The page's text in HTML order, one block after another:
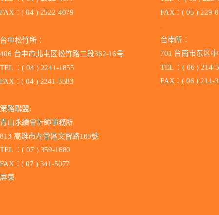
FAX：( 04 ) 2522-4079
.
台中松竹所：
406 台中市北屯区松竹路二段362-16号
TEL ：( 04 ) 2241-1855
FAX：( 04 ) 2241-5583
.
策略聯盟:
青山永續會計師事務所
813 高雄市左營區文智路100號
TEL ：( 07 ) 359-1680
FAX：( 07 ) 341-5077
屏東
FAX：( 05 ) 229-
.
台南所：
701 台南市东区
TEL ：( 06 ) 214-
FAX：( 06 ) 214-